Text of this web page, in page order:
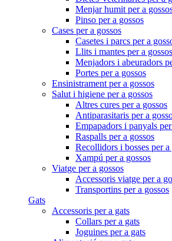
Menjar humit per a
Pinso per a gossos
Cases per a gossos
Casetes i parcs per a
Llits i mantes per a gossos
Menjadors i abeuradors
Portes per a gossos
Ensinistrament per a gossos
Salut i higiene per a gossos
Altres cures per a gossos
Antiparasitaris per a
Empapadors i panyals
Raspalls per a gossos
Recollidors i bosses per a
Xampú per a gossos
Viatge per a gossos
Accessoris viatge per a
Transportins per a gossos
Gats
Accessoris per a gats
Collars per a gats
Joguines per a gats